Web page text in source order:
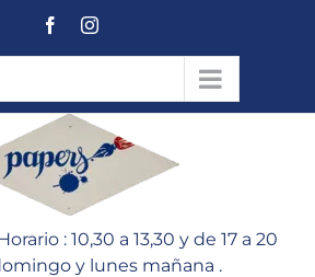
FacebookInstagram
: 10,30 a 13,30 y de 17 a 20
y lunes mañana .